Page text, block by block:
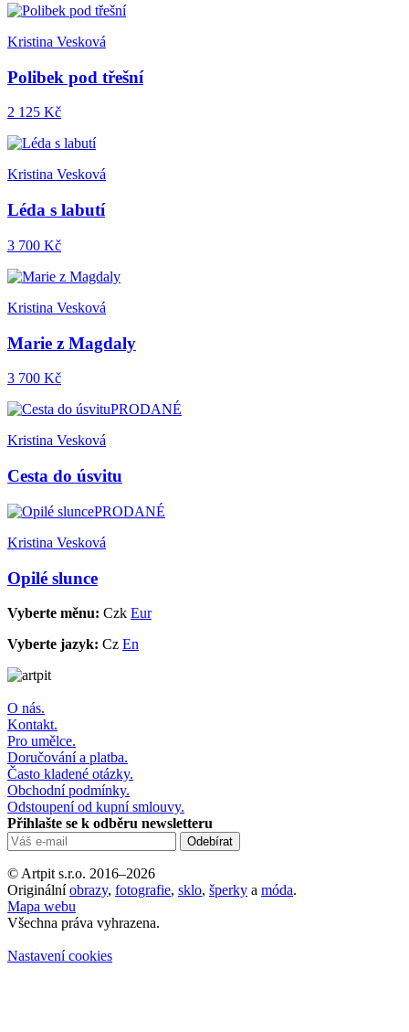
Kristina Vesková
Polibek pod třešní
2 125 Kč
Kristina Vesková
Léda s labutí
3 700 Kč
Kristina Vesková
Marie z Magdaly
3 700 Kč
PRODANÉ
Kristina Vesková
Cesta do úsvitu
PRODANÉ
Kristina Vesková
Opilé slunce
Vyberte měnu: Czk Eur
Vyberte jazyk: Cz En
O nás.
Kontakt.
Pro umělce.
Doručování a platba.
Často kladené otázky.
Obchodní podmínky.
Odstoupení od kupní smlouvy.
Přihlašte se k odběru newsletteru
© Artpit s.r.o. 2016–2026
Originálníobrazy, fotografie, sklo, šperky a móda.
Mapa webu
Všechna práva vyhrazena.
Nastavení cookies